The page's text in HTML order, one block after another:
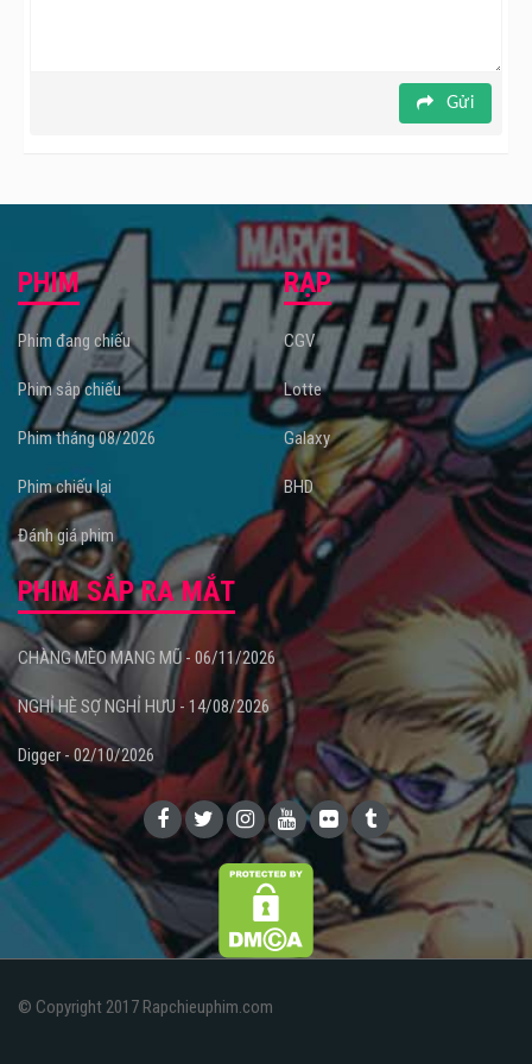
Gửi
PHIM
Phim đang chiếu
Phim sắp chiếu
Phim tháng 08/2026
Phim chiếu lại
Đánh giá phim
RẠP
CGV
Lotte
Galaxy
BHD
PHIM SẮP RA MẮT
CHÀNG MÈO MANG MŨ - 06/11/2026
NGHỈ HÈ SỢ NGHỈ HƯU - 14/08/2026
Digger - 02/10/2026
© Copyright 2017 Rapchieuphim.com